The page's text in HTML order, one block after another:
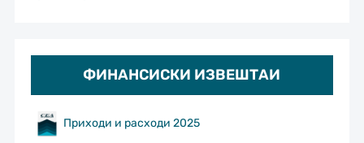
ФИНАНСИСКИ ИЗВЕШТАИ
Приходи и расходи 2025